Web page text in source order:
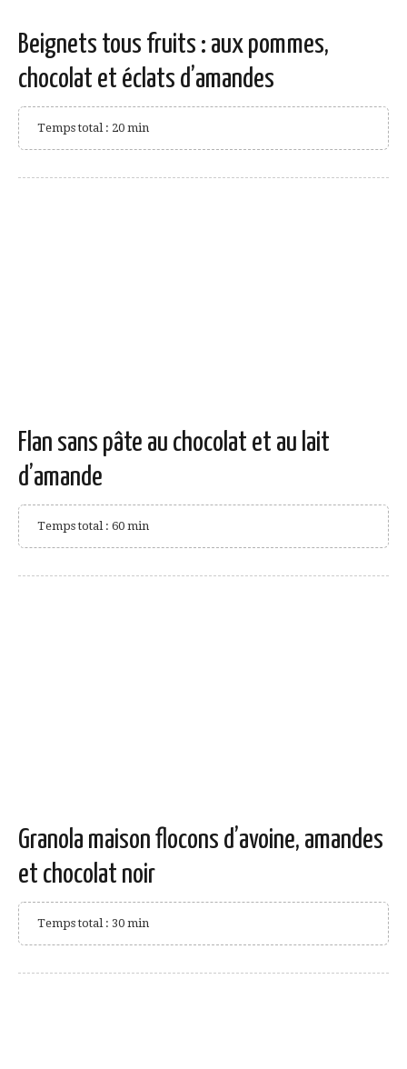
Beignets tous fruits : aux pommes,
chocolat et éclats d’amandes
Temps total : 20 min
Flan sans pâte au chocolat et au lait
d’amande
Temps total : 60 min
Granola maison flocons d’avoine, amandes
et chocolat noir
Temps total : 30 min